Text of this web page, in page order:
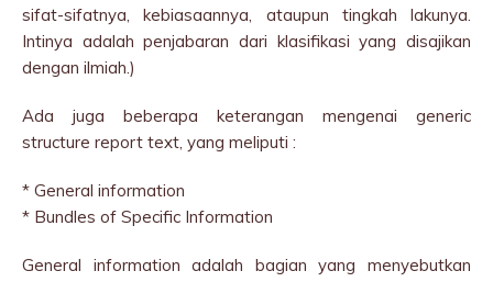
sifat-sifatnya, kebiasaannya, ataupun tingkah lakunya.
Intinya adalah penjabaran dari klasifikasi yang disajikan
dengan ilmiah.)
Ada juga beberapa keterangan mengenai generic
structure report text, yang meliputi :
* General information
* Bundles of Specific Information
General information adalah bagian yang menyebutkan